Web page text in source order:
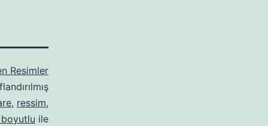
Resimler
, ressim,
ile